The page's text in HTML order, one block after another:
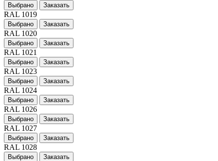
Выбрано Заказать
RAL 1019
Выбрано Заказать
RAL 1020
Выбрано Заказать
RAL 1021
Выбрано Заказать
RAL 1023
Выбрано Заказать
RAL 1024
Выбрано Заказать
RAL 1026
Выбрано Заказать
RAL 1027
Выбрано Заказать
RAL 1028
Выбрано Заказать